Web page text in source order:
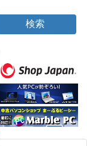
検索